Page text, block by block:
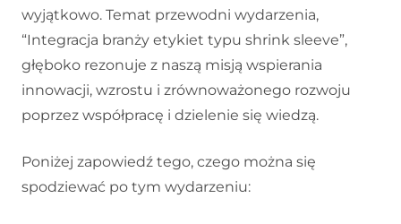
wyjątkowo. Temat przewodni wydarzenia,
“Integracja branży etykiet typu shrink sleeve”,
głęboko rezonuje z naszą misją wspierania
innowacji, wzrostu i zrównoważonego rozwoju
poprzez współpracę i dzielenie się wiedzą.
Poniżej zapowiedź tego, czego można się
spodziewać po tym wydarzeniu: